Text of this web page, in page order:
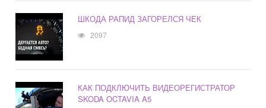
ШКОДА РАПИД ЗАГОРЕЛСЯ ЧЕК
2097
КАК ПОДКЛЮЧИТЬ ВИДЕОРЕГИСТРАТОР
SKODA OCTAVIA A5